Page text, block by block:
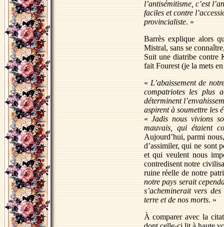
l’antisémitisme, c’est
faciles et contre
provincialiste. »
Barrès explique alors
Mistral, sans se
Suit une diatribe contre
fait Fourest (je la mets
« L’abaissement de
compatriotes les plus
déterminent
aspirent à soumettre les
«Jadis nous vivions
mauvais, qui étaient
Aujourd’hui, parmi
d’assimiler, qui ne sont
et qui veulent nous
contredisent notre
ruine réelle de notre
notre pays serait
s’acheminerait vers
terre et de nos morts. »
À comparer avec la